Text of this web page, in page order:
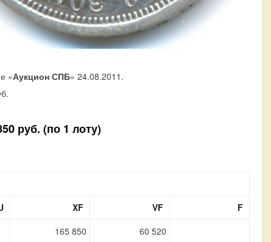
«Аукцион СПБ» 24.08.2011.
руб. (по 1 лоту)
XF VF
F
165 850
60 520